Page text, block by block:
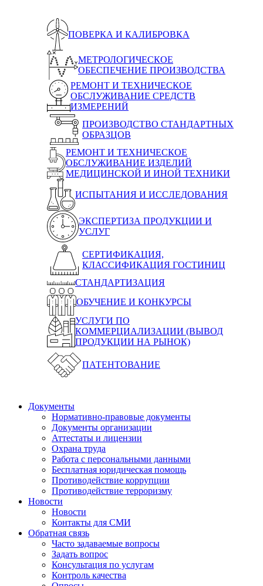
ПОВЕРКА И КАЛИБРОВКА
МЕТРОЛОГИЧЕСКОЕ
ОБЕСПЕЧЕНИЕ ПРОИЗВОДСТВА
РЕМОНТ И ТЕХНИЧЕСКОЕ
ОБСЛУЖИВАНИЕ СРЕДСТВ
ИЗМЕРЕНИЙ
ПРОИЗВОДСТВО СТАНДАРТНЫХ
ОБРАЗЦОВ
РЕМОНТ И ТЕХНИЧЕСКОЕ
ОБСЛУЖИВАНИЕ ИЗДЕЛИЙ
МЕДИЦИНСКОЙ И ИНОЙ ТЕХНИКИ
ИСПЫТАНИЯ И ИССЛЕДОВАНИЯ
ЭКСПЕРТИЗА ПРОДУКЦИИ И
УСЛУГ
СЕРТИФИКАЦИЯ,
КЛАССИФИКАЦИЯ ГОСТИНИЦ
СТАНДАРТИЗАЦИЯ
ОБУЧЕНИЕ И КОНКУРСЫ
УСЛУГИ ПО
КОММЕРЦИАЛИЗАЦИИ (ВЫВОД
ПРОДУКЦИИ НА РЫНОК)
ПАТЕНТОВАНИЕ
Документы
Нормативно-правовые документы
Документы организации
Аттестаты и лицензии
Охрана труда
Работа с персональными данными
Бесплатная юридическая помощь
Противодействие коррупции
Противодействие терроризму
Новости
Новости
Контакты для СМИ
Обратная связь
Часто задаваемые вопросы
Задать вопрос
Консультация по услугам
Контроль качества